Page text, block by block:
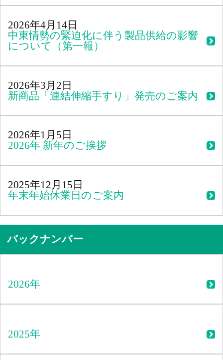
2026年4月14日
中東情勢の緊迫化に伴う製品供給の影響
について（第一報）
2026年3月2日
新商品「連結伸縮手すり」発売のご案内
2026年1月5日
2026年 新年のご挨拶
2025年12月15日
年末年始休業日のご案内
バックナンバー
2026年
2025年